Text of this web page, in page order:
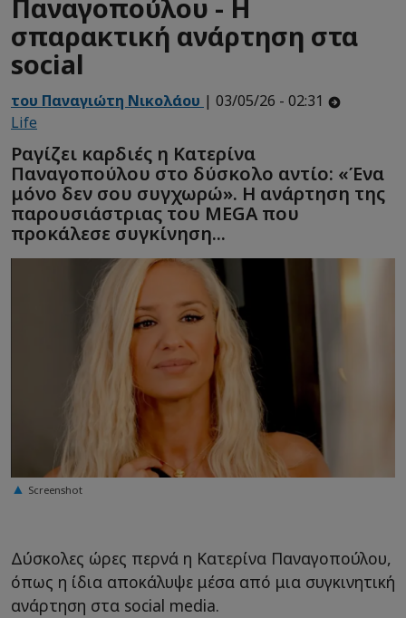
Παναγοπούλου - H
σπαρακτική ανάρτηση στα
social
του Παναγιώτη Νικολάου | 03/05/26 - 02:31
Life
Ραγίζει καρδιές η Κατερίνα
Παναγοπούλου στο δύσκολο αντίο: «Ένα
μόνο δεν σου συγχωρώ». Η ανάρτηση της
παρουσιάστριας του MEGA που
προκάλεσε συγκίνηση...
Screenshot
Δύσκολες ώρες περνά η Κατερίνα Παναγοπούλου,
όπως η ίδια αποκάλυψε μέσα από μια συγκινητική
ανάρτηση στα social media.